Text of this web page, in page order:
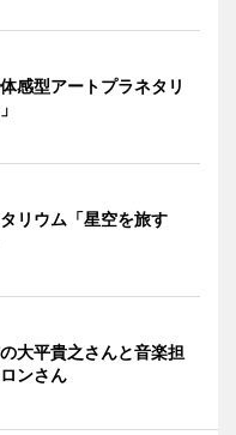
感型アートプラネタリ
」
リウム「星空を旅す
大平貴之さんと音楽担
ンさん